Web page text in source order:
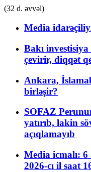
(32 d. əvvəl)
Media
Bakı
çevirir, diqqət
Ankara,
birləşir?
SOFAZ
yatırıb, lakin
açıqlamayıb
Media icmalı:
2026-cı il saat